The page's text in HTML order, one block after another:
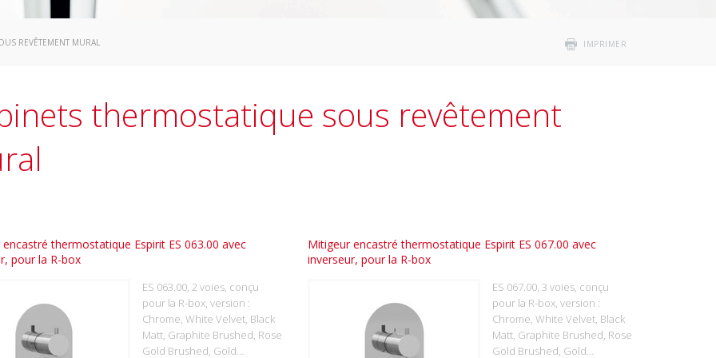
IMPRIMER
REVÊTEMENT MURAL
thermostatique sous revêtement
thermostatique Espirit ES 063.00 avec
pour la R-box
ES 063.00, 2 voies, conçu
pour la R-box, version :
Chrome, White Velvet, Black
Matt, Graphite Brushed, Rose
Gold Brushed, Gold…
Mitigeur encastré thermostatique Espirit ES 067.00 avec
inverseur, pour la R-box
ES 067.00, 3 voies, conçu
pour la R-box, version :
Chrome, White Velvet, Black
Matt, Graphite Brushed, Rose
Gold Brushed, Gold…